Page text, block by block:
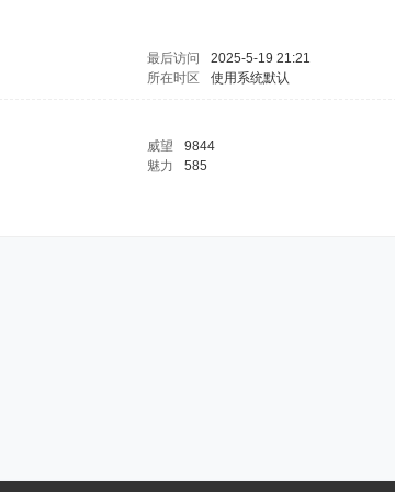
最后访问
2025-5-19 21:21
所在时区 使用系统默认
威望
9844
魅力 585